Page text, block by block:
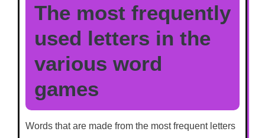
The most frequently
used letters in the
various word
games
Words that are made from the most frequent letters